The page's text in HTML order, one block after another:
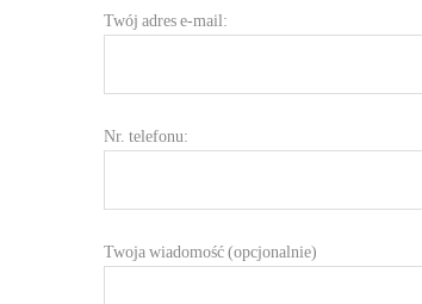
Twój adres e-mail:
Nr. telefonu:
Twoja wiadomość (opcjonalnie)